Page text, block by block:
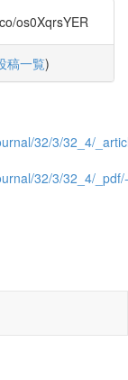
os0XqrsYER
稿一覧)
32/3/32_4/
32/3/32_4/_pdf/-